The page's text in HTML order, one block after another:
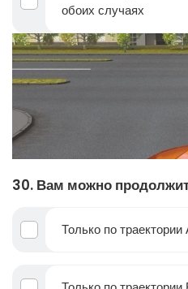
обоих случаях
30. Вам можно
Только по траектории